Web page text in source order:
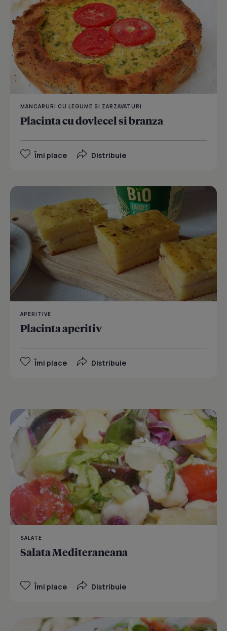
MANCARURI CU LEGUME SI ZARZAVATURI
Placinta cu dovlecel si branza
Îmi place Distribuie
APERITIVE
Placinta aperitiv
Îmi place Distribuie
SALATE
Salata Mediteraneana
Îmi place Distribuie